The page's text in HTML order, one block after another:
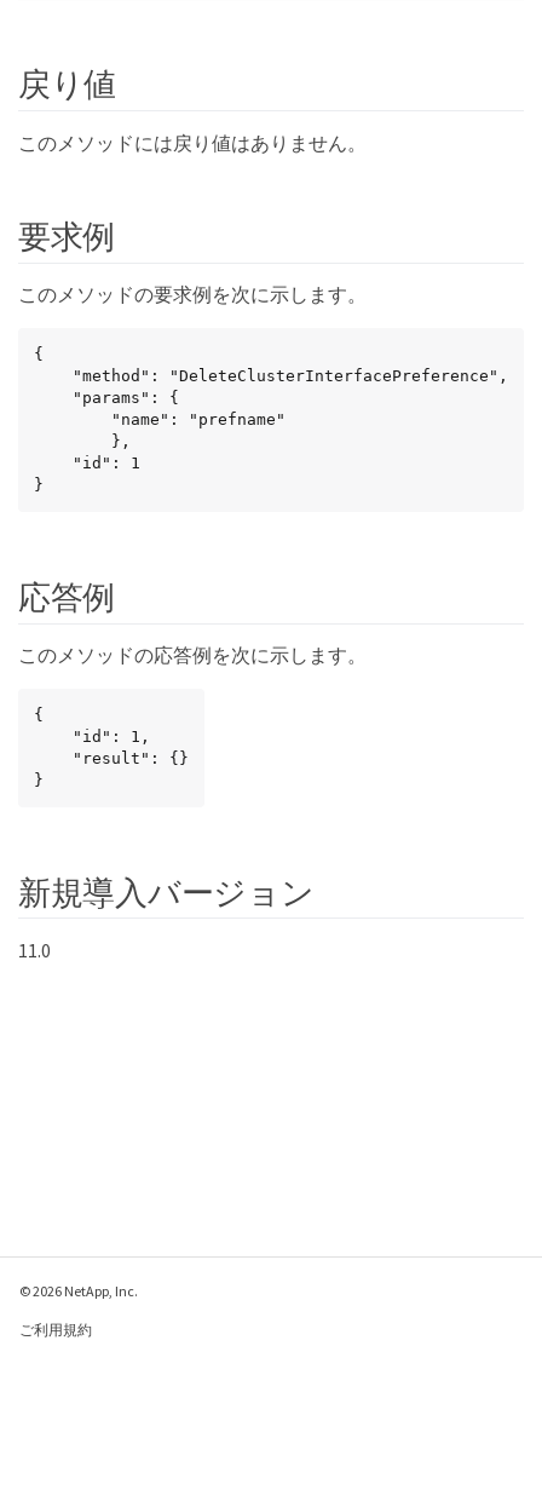
戻り値
このメソッドには戻り値はありません。
要求例
このメソッドの要求例を次に示します。
{
}
応答例
このメソッドの応答例を次に示します。
{
}
新規導入バージョン
11.0
© 2026 NetApp, Inc.
ご利用規約